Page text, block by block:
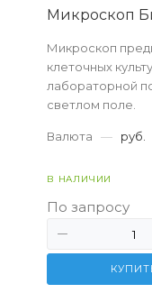
Микроскоп
Микроскоп
клеточных
лабораторной
светлом поле.
Валюта — руб.
В НАЛИЧИИ
По запросу